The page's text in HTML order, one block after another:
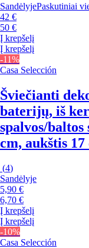
SandėlyjePaskutiniai
42 €
50 €
Į krepšelį
Į krepšelį
-11%
Casa Selección
Šviečianti
baterijų, iš
spalvos/baltos
cm, aukštis 17
(4)
Sandėlyje
5,90 €
6,70 €
Į krepšelį
Į krepšelį
-10%
Casa Selección